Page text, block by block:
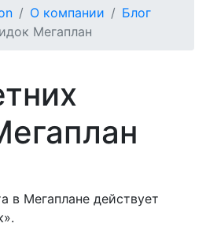
О компании
Блог
Мегаплан
в Мегаплане действует